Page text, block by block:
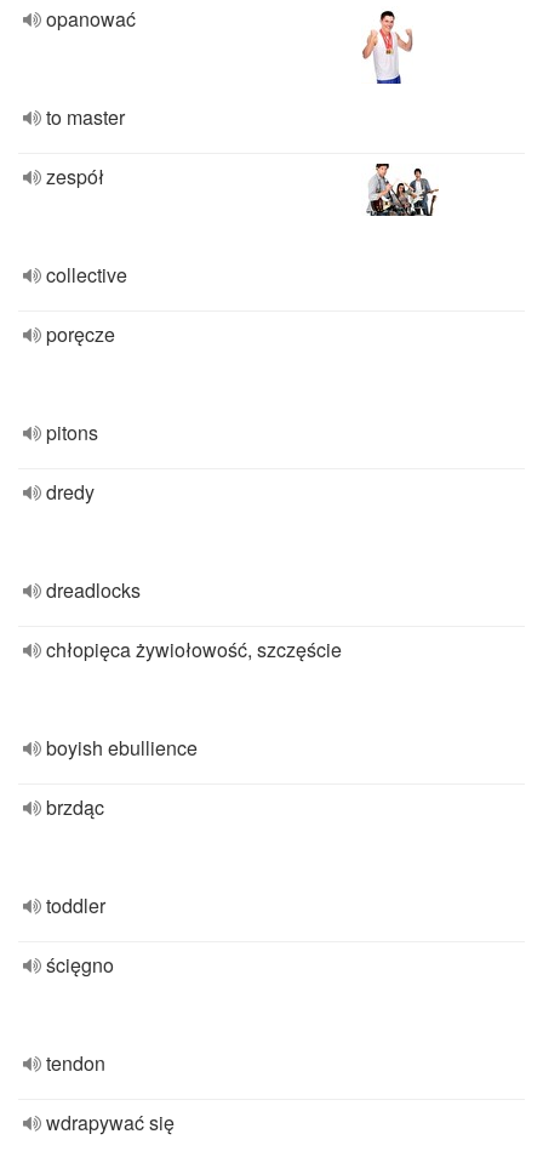
opanować
to master
zespół
collective
poręcze
pitons
dredy
dreadlocks
chłopięca żywiołowość, szczęście
boyish ebullience
brzdąc
toddler
ścięgno
tendon
wdrapywać się